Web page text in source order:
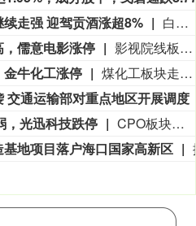
走强 迎驾贡酒涨超8%
白酒概念股午后继续走强，迎驾贡酒涨超8%，古井贡酒、贵州茅台、今世缘等上涨。
儒意电影涨停
影视院线板块冲高，儒意电影涨停，幸福蓝海涨超8%，北京文化此前涨停，华智数媒涨超15%，金逸影视、中国电影涨超3%。
牛化工涨停
煤化工板块走高，金牛化工涨停，江苏索普、华昌化工、诚志股份、宝丰能源、鲁西化工等纷纷走高。
交通运输部对重点地区开展调度
，光迅科技跌停
CPO板块震荡走弱，光迅科技跌停，中际旭创、通宇通讯、新易盛、剑桥科技、长芯博创、罗博特科等跟跌。
地项目落户海口国家高新区